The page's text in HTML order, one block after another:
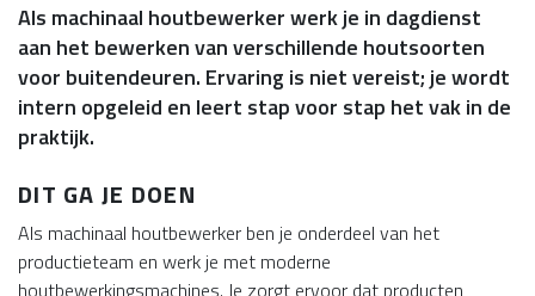
Als machinaal houtbewerker werk je in dagdienst
aan het bewerken van verschillende houtsoorten
voor buitendeuren. Ervaring is niet vereist; je wordt
intern opgeleid en leert stap voor stap het vak in de
praktijk.
DIT GA JE DOEN
Als machinaal houtbewerker ben je onderdeel van het
productieteam en werk je met moderne
houtbewerkingsmachines. Je zorgt ervoor dat producten